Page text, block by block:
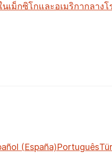
นเม็กซิโกและอเมริกากลางโ
(España)Português